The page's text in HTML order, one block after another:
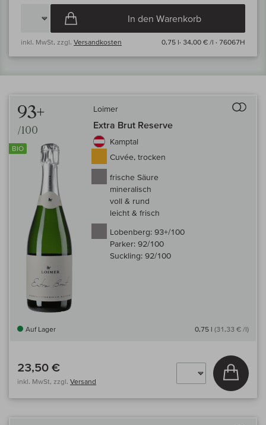
In den Warenkorb
inkl. MwSt, zzgl. Versandkosten 0,75 l· 34,00 € /l · 76067H
93+
/100
BIO
Loimer
Extra Brut Reserve
Kamptal
Cuvée, trocken
frische Säure
mineralisch
voll & rund
leicht & frisch
Lobenberg: 93+/100
Parker: 92/100
Suckling: 92/100
Auf Lager 0,75 l (31,33 € /l)
23,50 €
inkl. MwSt, zzgl. Versand
In